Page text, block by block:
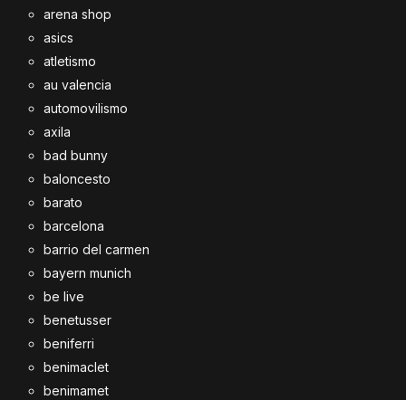
arena shop
asics
atletismo
au valencia
automovilismo
axila
bad bunny
baloncesto
barato
barcelona
barrio del carmen
bayern munich
be live
benetusser
beniferri
benimaclet
benimamet